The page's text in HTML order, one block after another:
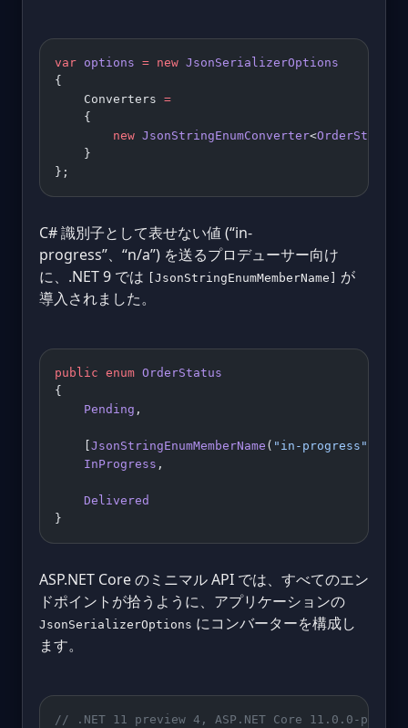
var options = new JsonSerializerOptions
{
    Converters
=
    {
        new
JsonStringEnumConverter<OrderStatus
    }
};
C# 識別子として表せない値 (“in-
progress”、“n/a”) を送るプロデューサー向け
に、.NET 9 では
[JsonStringEnumMemberName]
が
導入されました。
public enum OrderStatus
{
    Pending
,
JsonStringEnumMemberName ( "in-progress"
    InProgress
,
    Delivered
}
ASP.NET Core のミニマル API では、すべてのエン
ドポイントが拾うように、アプリケーションの
JsonSerializerOptions にコンバーターを構成し
ます。
// .NET 11 preview 4, ASP.NET Core 11.0.0-